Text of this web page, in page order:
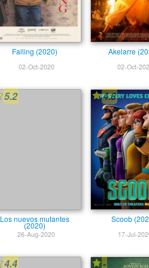
Falling (2020)
02-Oct-2020
Akelarre
02-Oct-
5.2
Los nuevos mutantes
(2020)
26-Aug-2020
4.8
Scoob
17-Jul-
4.4 -